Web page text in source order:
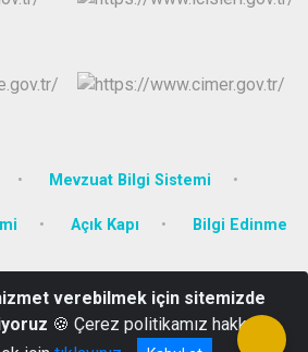
Mevzuat Bilgi Sistemi
Açık Kapı Bilgi Edinme
Bulanık / Muş
20 05 Fax: 0436 311 20 02
verebilmek için sitemizde
🍪 Çerez politikamız hakkında